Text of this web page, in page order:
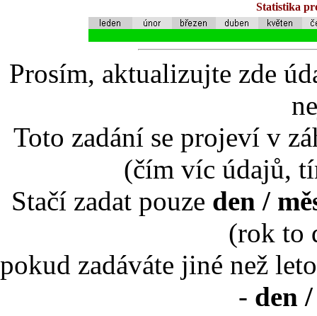
Statistika
Prosím, aktualizujte zde
Toto zadání se projeví v
(čím víc údajů,
Stačí zadat pouze den /
(rok to
pokud zadáváte jiné než
- den